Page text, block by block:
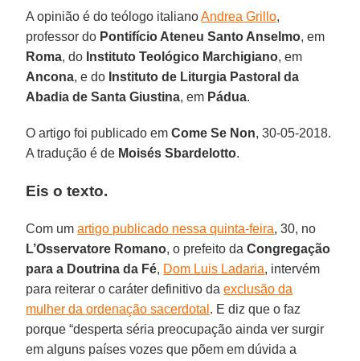
A opinião é do teólogo italianoAndrea Grillo,
professor do Pontifício Ateneu Santo Anselmo, em
Roma, do Instituto Teológico Marchigiano, em
Ancona, e do Instituto de Liturgia Pastoral da
Abadia de Santa Giustina, em Pádua.
O artigo foi publicado emCome Se Non, 30-05-2018.
A tradução é de Moisés Sbardelotto.
Eis o texto.
Com umartigo publicado nessa quinta-feira, 30, no
L’Osservatore Romano, o prefeito daCongregação
para a Doutrina da Fé, Dom Luis Ladaria, intervém
para reiterar o caráter definitivo daexclusão da
mulher da ordenação sacerdotal . E diz que o faz
porque “desperta séria preocupação ainda ver surgir
em alguns países vozes que põem em dúvida a